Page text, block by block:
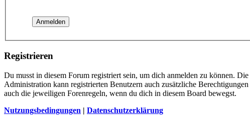
Registrieren
Du musst in diesem Forum registriert sein, um dich anmelden zu können.
Administration kann registrierten Benutzern auch zusätzliche
auch die jeweiligen Forenregeln, wenn du dich in diesem Board bewegst.
Nutzungsbedingungen | Datenschutzerklärung